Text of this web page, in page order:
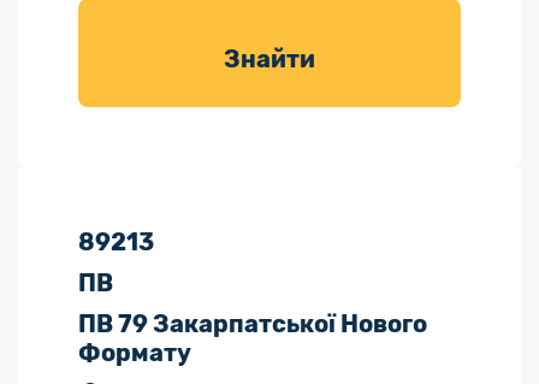
товарів для
Знайти
89213
ПВ
ПВ 79 Закарпатської Нового
Формату